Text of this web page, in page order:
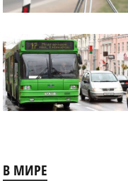
В МИРЕ